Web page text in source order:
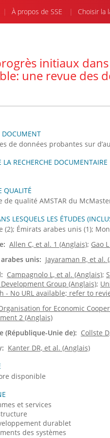
À propos de SSE Choisir la
initiaux
une revue des
DOCUMENT
de données probantes sur
LA RECHERCHE DOCUMENTAIRE
QUALITÉ
de qualité AMSTAR du
LESQUELS LES ÉTUDES
(2) Émirats arabes unis (1)
: Allen C, et al. 1 (Anglais) Gao
unis: Jayaraman R, et al.
: Campagnolo L, et al. (Anglais)
Group (Anglais)
- No URL available; refer to
for Economic
2 (Anglais)
(République-Unie de): Collste
: Kanter DR, et al. (Anglais)
disponible
et services
durablet
des systèmes